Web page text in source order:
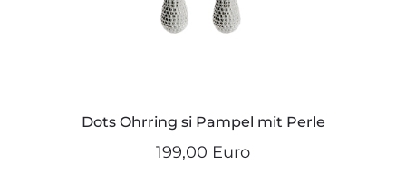
Dots Ohrring si Pampel mit Perle
199,00 Euro